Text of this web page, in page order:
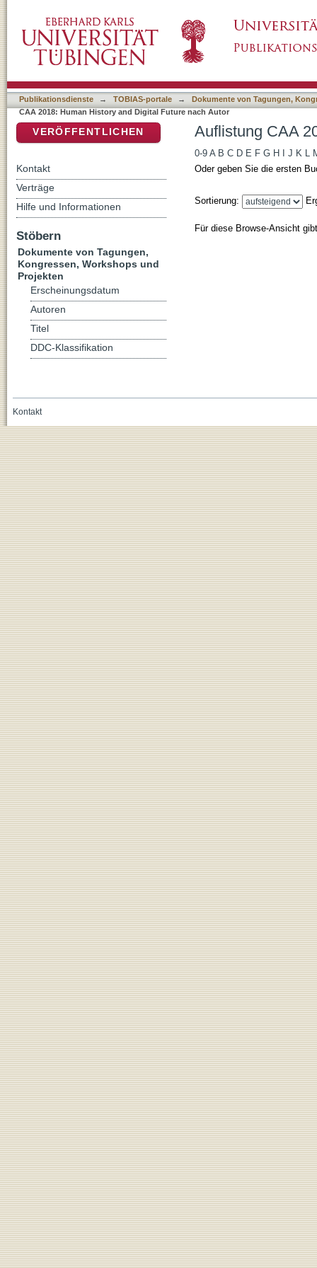
Publikationsdienste → TOBIAS-portale →
Dokumente von Tagungen,
CAA 2018: Human History and Digital Future nach Autor
Auflistung CAA
0-9 A B C D E F G H J K L
Oder geben Sie die ersten
Sortierung:
Für diese Browse-Ansicht
VERÖFFENTLICHEN
Kontakt
Verträge
Hilfe und Informationen
Stöbern
Dokumente von Tagungen,
Kongressen, Workshops und
Projekten
Erscheinungsdatum
Autoren
Titel
DDC-Klassifikation
Kontakt